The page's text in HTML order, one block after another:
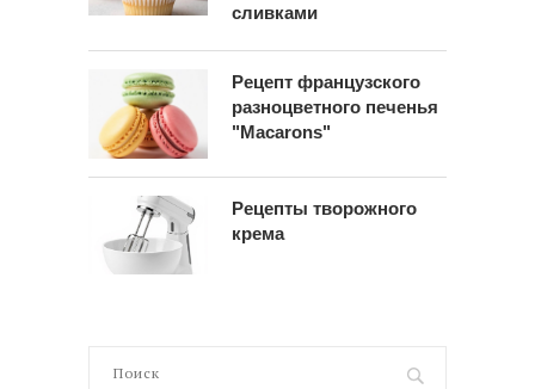
сливками
Рецепт французского
разноцветного печенья
"Macarons"
Рецепты творожного
крема